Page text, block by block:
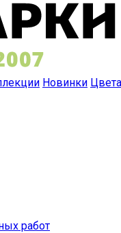
Новинки Цвета
работ